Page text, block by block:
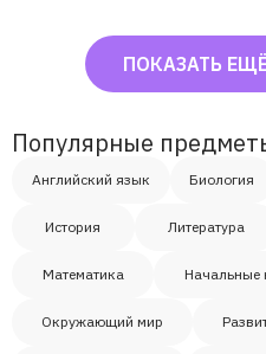
ПОКАЗАТЬ
Популярные
Английский язык Биология
История Литература
Математика Начальные
Окружающий мир